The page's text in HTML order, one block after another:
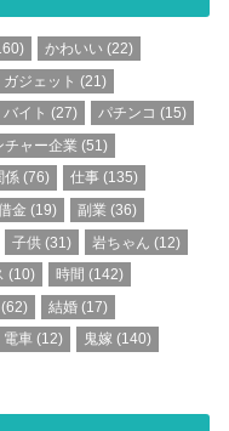
かわいい (22)
ガジェット (21)
バイト (27) パチンコ (15)
チャー企業 (51)
係(76) 仕事 (135)
金 (19) 副業 (36)
子供 (31) 岩ちゃん (12)
(10) 時間 (142)
(62) 結婚 (17)
電車 (12) 鬼嫁 (140)